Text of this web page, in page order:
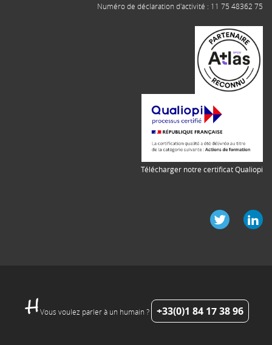
Numéro de déclaration d'activité : 11 75 48362 75
Télécharger notre certificat Qualiopi
Vous voulez parler à un humain ? +33(0)1 84 17 38 96